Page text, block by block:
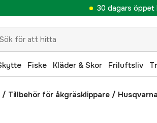
30 dagars öppet
Fiske Kläder & Skor Friluftsliv
/ Tillbehör för åkgräsklippare /